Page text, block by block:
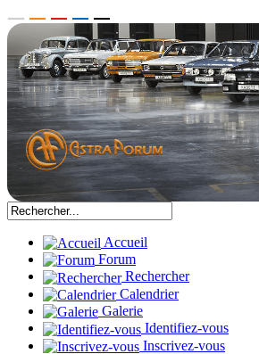
Accueil
Forum
Rechercher
Calendrier
Galerie
Identifiez-vous
Inscrivez-vous